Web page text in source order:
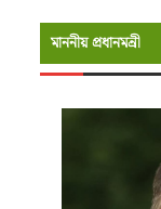
মাননীয় প্রধানমন্রী